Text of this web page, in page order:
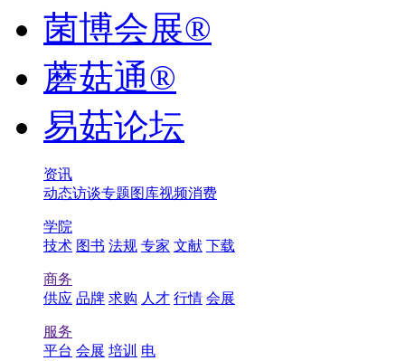
菌博会展®
蘑菇通®
易菇论坛
资讯
动态访谈专题图库视频消费
学院
技术 图书 法规 专家 文献 下载
商务
供应 品牌 求购 人才 行情 会展
服务
平台 会展 培训 电